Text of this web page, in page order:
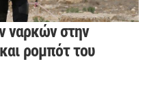
ναρκών στην
ρομπότ του